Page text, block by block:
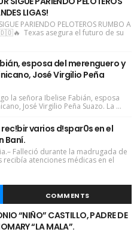
LIGAS!
PARIENDO PELOTEROS RUMBO A
🇩🇴🔥 Texas asegura el futuro de su
esposa del merenguero y
José Virgilio Peña
la señora Ibelise Fabián, esposa
José Virgilio Peña Suazo. La ...
varios d!spar0s en el
Baní.
Falleció durante la madrugada de
recibía atenciones médicas en el
COMMENTS
“NIÑO” CASTILLO, PADRE DE
“LA MALA”.